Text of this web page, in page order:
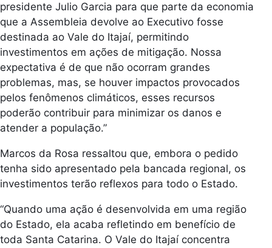
presidente Julio Garcia para que parte da economia
que a Assembleia devolve ao Executivo fosse
destinada ao Vale do Itajaí, permitindo
investimentos em ações de mitigação. Nossa
expectativa é de que não ocorram grandes
problemas, mas, se houver impactos provocados
pelos fenômenos climáticos, esses recursos
poderão contribuir para minimizar os danos e
atender a população.”
Marcos da Rosa ressaltou que, embora o pedido
tenha sido apresentado pela bancada regional, os
investimentos terão reflexos para todo o Estado.
“Quando uma ação é desenvolvida em uma região
do Estado, ela acaba refletindo em benefício de
toda Santa Catarina. O Vale do Itajaí concentra